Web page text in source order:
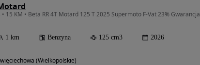
15 KM • Beta RR 4T Motard 125 T 2025 Supermoto F-Vat 23% Gwarancja
1 km Benzyna 125 cm3 2026
(Wielkopolskie)